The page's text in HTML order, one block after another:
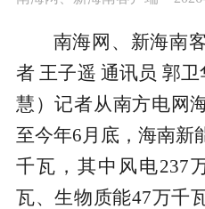
南海网、新海南
者 王子遥 通讯员 郭
慧）记者从南方电网
至今年6月底，海南新
千瓦，其中风电237
瓦、生物质能47万千